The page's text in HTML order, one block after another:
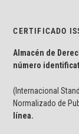
CERTIFICADO
Almacén de
número
(Internacional
Normalizado de
línea.